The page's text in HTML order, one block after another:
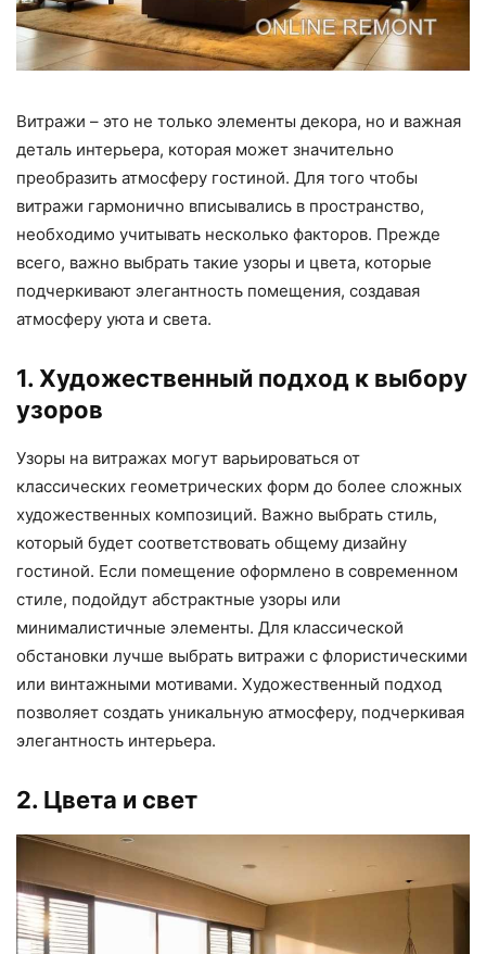
Витражи – это не только элементы декора, но и важная
деталь интерьера, которая может значительно
преобразить атмосферу гостиной. Для того чтобы
витражи гармонично вписывались в пространство,
необходимо учитывать несколько факторов. Прежде
всего, важно выбрать такие узоры и цвета, которые
подчеркивают элегантность помещения, создавая
атмосферу уюта и света.
1. Художественный подход к выбору
узоров
Узоры на витражах могут варьироваться от
классических геометрических форм до более сложных
художественных композиций. Важно выбрать стиль,
который будет соответствовать общему дизайну
гостиной. Если помещение оформлено в современном
стиле, подойдут абстрактные узоры или
минималистичные элементы. Для классической
обстановки лучше выбрать витражи с флористическими
или винтажными мотивами. Художественный подход
позволяет создать уникальную атмосферу, подчеркивая
элегантность интерьера.
2. Цвета и свет